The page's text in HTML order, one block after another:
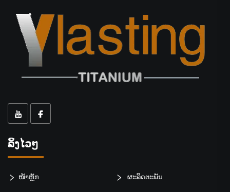
ລິ້ງໄວໆ
ໜ້າຫຼັກ ຜະລິດຕະພັນ